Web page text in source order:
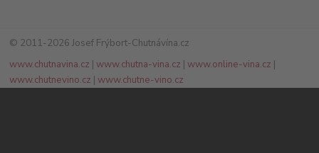
© 2011-2026 Josef Frýbort-Chutnávína.cz
www.chutnavina.cz |www.chutna-vina.cz |www.online-vina.cz
www.chutnevino.cz |www.chutne-vino.cz